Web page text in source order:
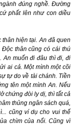
đúng nghề. Đường
phất lên như con diều
hiện tại. An đã quen
thân cũng có cái thú
An muốn đi đâu thì đi, đi
ai cả. Một mình một cõi
tự do về tài chánh. Tiền
tên một mình An. Nếu
chứng đòi ly dị, thì tất cả
thủng ngân sách quá,
cũng ví dụ cho vui thế
chìm của nổi. Cũng vì